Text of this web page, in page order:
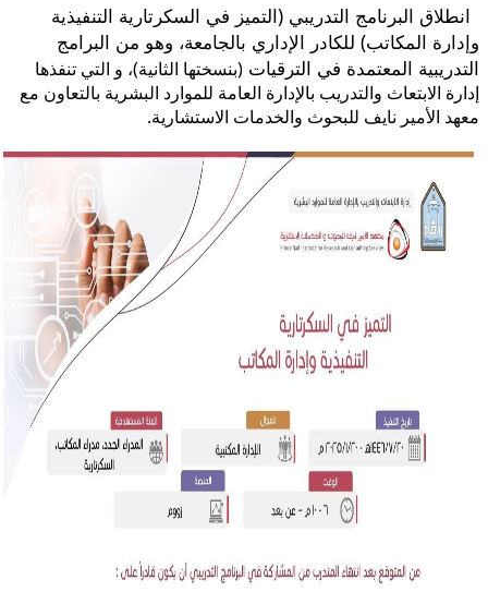
​​انطلاق البرنامج التدريبي (التميز في السكرتارية التنفيذية
وإدارة المكاتب) للكادر الإداري بالجامعة، وهو من البرامج
التدريبية المعتمدة في الترقيات (بنسختها الثانية)، و التي تنفذها
إدارة الابتعاث والتدريب بالإدارة العامة للموارد البشرية بالتعاون مع
معهد الأمير نايف للبحوث والخدمات الاستشارية.